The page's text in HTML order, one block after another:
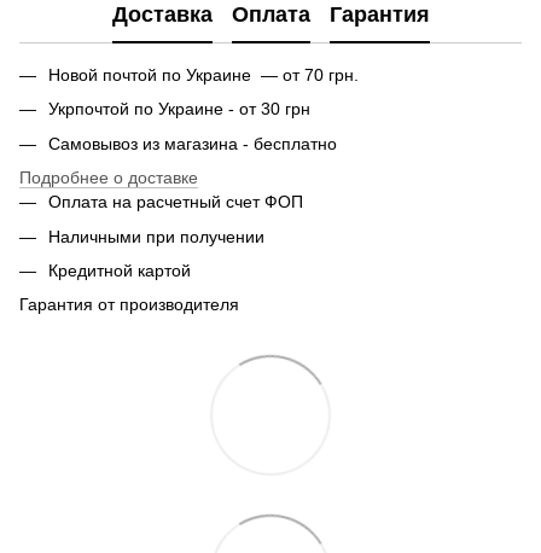
Доставка Оплата Гарантия
Новой почтой по Украине — от 70 грн.
Укрпочтой по Украине - от 30 грн
Самовывоз из магазина - бесплатно
Подробнее о доставке
Оплата на расчетный счет ФОП
Наличными при получении
Кредитной картой
Гарантия от производителя